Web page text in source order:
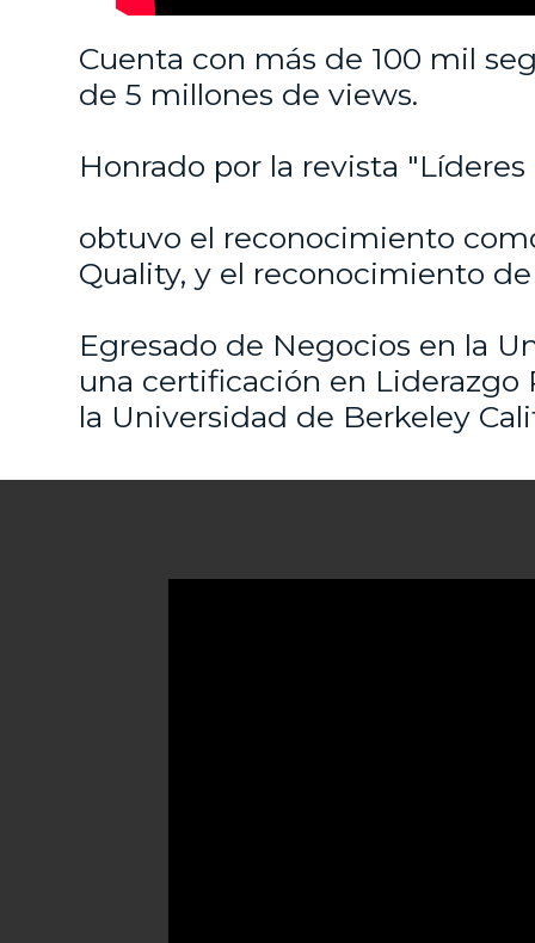
Cuenta con más de 100 mil
de 5 millones de views.
Honrado por la revista "Líderes
obtuvo el reconocimiento
Quality, y el reconocimiento
Egresado de Negocios en la
una certificación en Liderazgo
la Universidad de Berkeley